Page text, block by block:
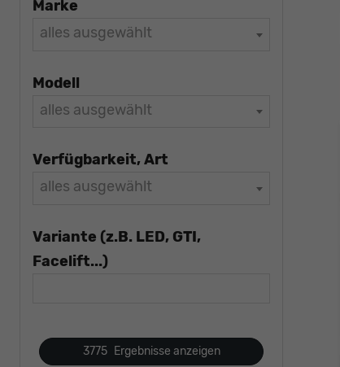
Marke
alles ausgewählt
Modell
alles ausgewählt
Verfügbarkeit, Art
alles ausgewählt
Variante (z.B. LED, GTI,
Facelift...)
3775 Ergebnisse anzeigen